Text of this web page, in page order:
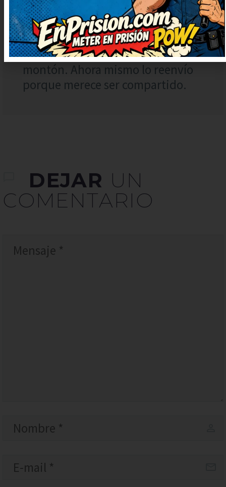
De lujo este chiste, muy simpático
y fresco. No puedo dejar de
sonreír, qué bueno. Seguid
publicando más, que alegran un
montón. Ahora mismo lo reenvío
porque merece ser compartido.
DEJAR UN
COMENTARIO